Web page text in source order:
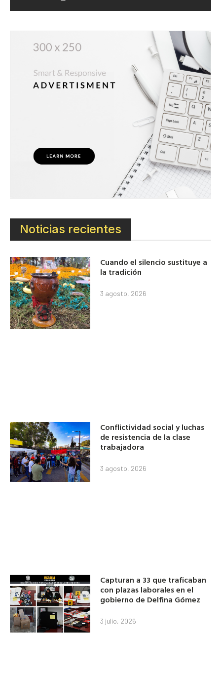
Noticias recientes
Cuando el silencio sustituye a
la tradición
3 agosto, 2026
Conflictividad social y luchas
de resistencia de la clase
trabajadora
3 agosto, 2026
Capturan a 33 que traficaban
con plazas laborales en el
gobierno de Delfina Gómez
3 julio, 2026